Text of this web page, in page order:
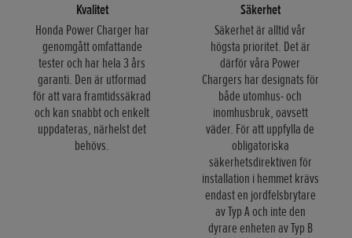
Kvalitet
Honda Power Charger har
genomgått omfattande
tester och har hela 3 års
garanti. Den är utformad
för att vara framtidssäkrad
och kan snabbt och enkelt
uppdateras, närhelst det
behövs.
Säkerhet
Säkerhet är alltid vår
högsta prioritet. Det är
därför våra Power
Chargers har designats för
både utomhus- och
inomhusbruk, oavsett
väder. För att uppfylla de
obligatoriska
säkerhetsdirektiven för
installation i hemmet krävs
endast en jordfelsbrytare
av Typ A och inte den
dyrare enheten av Typ B